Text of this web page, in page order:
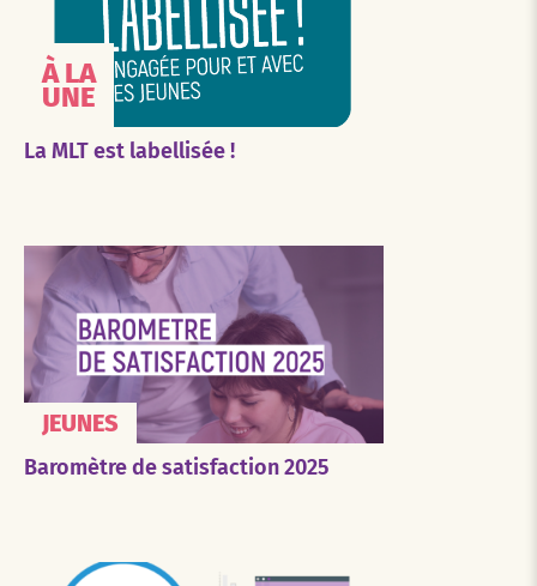
À LA
UNE
La MLT est labellisée !
JEUNES
Baromètre de satisfaction 2025